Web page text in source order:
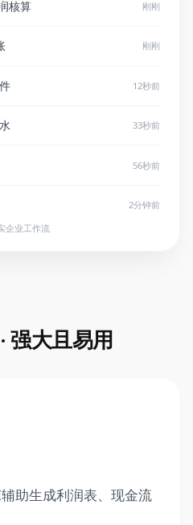
核算 刚刚
刚刚
12秒前
33秒前
56秒前
2分钟前
企业工作流
强大且易用
助生成利润表、现金流